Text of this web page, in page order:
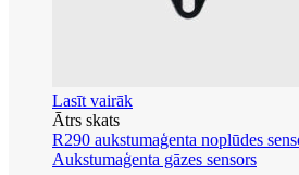
Lasīt vairāk
Ātrs skats
R290 aukstumaģenta noplūdes
Aukstumaģenta gāzes sensors